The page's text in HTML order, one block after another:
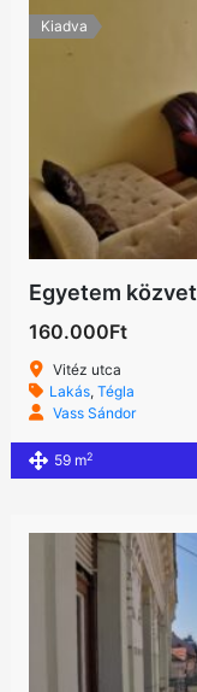
Kiadva
160.000Ft
Vitéz utca
Lakás, Tégla
Vass Sándor
59 m2